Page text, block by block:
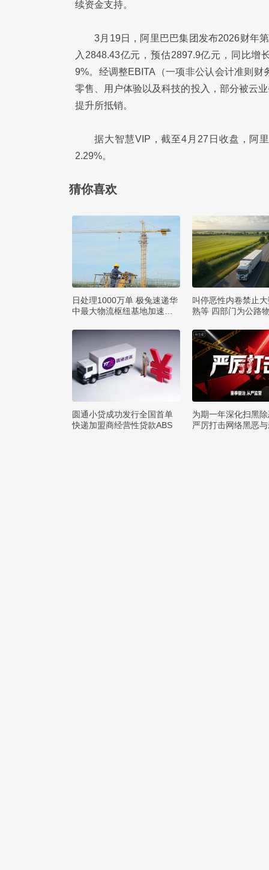
续资金支持。
3月19日，阿里巴巴集团发布2026财年
入2848.43亿元，预估2897.9亿元，同比
9%。经调整EBITA（一项非公认会计准则
零售、用户体验以及科技的投入，部分被云
提升所抵销。
据大智慧VIP，截至4月27日收盘，阿
2.29%。
猜你喜欢
日处理1000万单 极兔速递华
中最大物流枢纽基地加速建
叫停恶性内卷禁止
熟等 四部门为公路
圆通小贷成功发行全国首单
快递加盟商经营性贷款ABS
为期一年深化扫黑
严厉打击网络黑恶